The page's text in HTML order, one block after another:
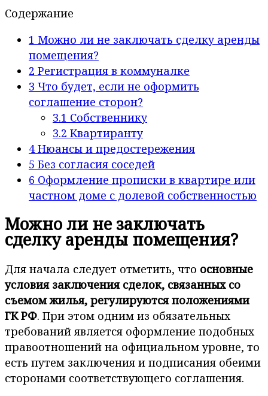
Содержание
1 Можно ли не заключать сделку аренды
помещения?
2 Регистрация в коммуналке
3 Что будет, если не оформить
соглашение сторон?
3.1 Собственнику
3.2 Квартиранту
4Нюансы и предостережения
5 Без согласия соседей
6 Оформление прописки в квартире или
частном доме с долевой собственностью
Можно ли не заключать
сделку аренды помещения?
Для начала следует отметить, что основные
условия заключения сделок, связанных со
съемом жилья, регулируются положениями
ГК РФ. При этом одним из обязательных
требований является оформление подобных
правоотношений на официальном уровне, то
есть путем заключения и подписания обеими
сторонами соответствующего соглашения.